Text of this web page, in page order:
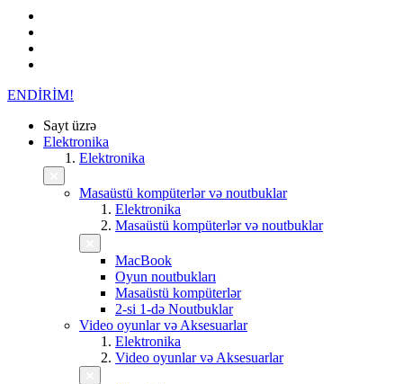
ENDİRİM!
Sayt üzrə
Elektronika
Elektronika
Masaüstü kompüterlər və noutbuklar
Elektronika
Masaüstü kompüterlər və noutbuklar
MacBook
Oyun noutbukları
Masaüstü kompüterlər
2-si 1-də Noutbuklar
Video oyunlar və Aksesuarlar
Elektronika
Video oyunlar və Aksesuarlar